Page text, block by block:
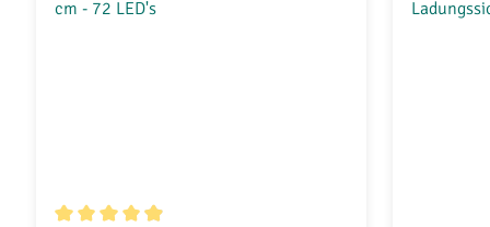
Maße der Rückseite (h x b x